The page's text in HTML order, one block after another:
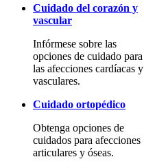
Cuidado del corazón y
vascular
Infórmese sobre las
opciones de cuidado para
las afecciones cardíacas y
vasculares.
Cuidado ortopédico
Obtenga opciones de
cuidados para afecciones
articulares y óseas.